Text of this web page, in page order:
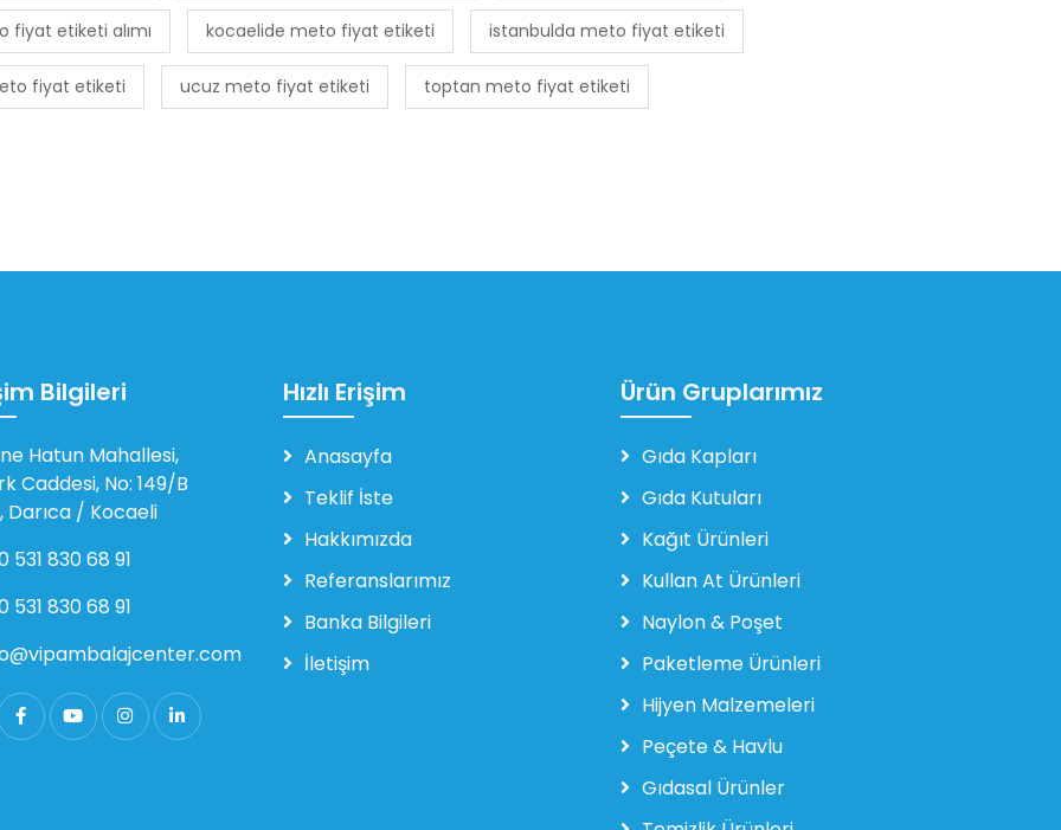
fiyat etiketi alımı kocaelide meto fiyat etiketi istanbulda meto fiyat etiketi
fiyat etiketi ucuz meto fiyat etiketi toptan meto fiyat etiketi
Bilgileri
Hatun Mahallesi,
Caddesi, No: 149/B
Darıca / Kocaeli
531 830 68 91
531 830 68 91
Hızlı Erişim
Anasayfa
Teklif İste
Hakkımızda
Referanslarımız
Banka Bilgileri
İletişim
Ürün Gruplarımız
Gıda Kapları
Gıda Kutuları
Kağıt Ürünleri
Kullan At Ürünleri
Naylon & Poşet
Paketleme Ürünleri
Hijyen Malzemeleri
Peçete & Havlu
Gıdasal Ürünler